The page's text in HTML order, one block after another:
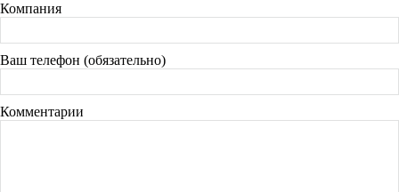
Компания
Ваш телефон (обязательно)
Комментарии